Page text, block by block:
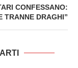
CONFESSANO:
TRANNE DRAGHI”